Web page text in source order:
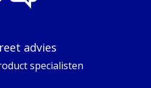
advies
specialisten